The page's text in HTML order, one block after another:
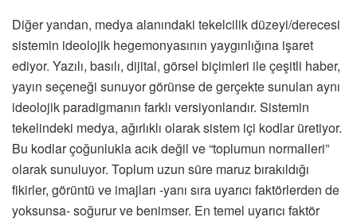
Diğer yandan, medya alanındaki tekelcilik düzeyi/derecesi
sistemin ideolojik hegemonyasının yaygınlığına işaret
ediyor. Yazılı, basılı, dijital, görsel biçimleri ile çeşitli haber,
yayın seçeneği sunuyor görünse de gerçekte sunulan aynı
ideolojik paradigmanın farklı versiyonlarıdır. Sistemin
tekelindeki medya, ağırlıklı olarak sistem içi kodlar üretiyor.
Bu kodlar çoğunlukla acık değil ve “toplumun normalleri”
olarak sunuluyor. Toplum uzun süre maruz bırakıldığı
fikirler, görüntü ve imajları -yanı sıra uyarıcı faktörlerden de
yoksunsa- soğurur ve benimser. En temel uyarıcı faktör